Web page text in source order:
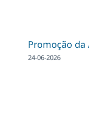
Promoção da
24-06-2026